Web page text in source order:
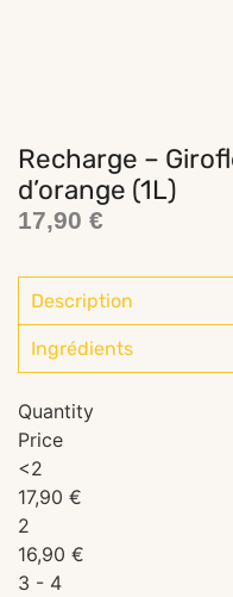
Recharge –
d’orange (1L)
17,90 €
Description
Ingrédients
Quantity
Price
<2
17,90 €
2
16,90 €
3 - 4